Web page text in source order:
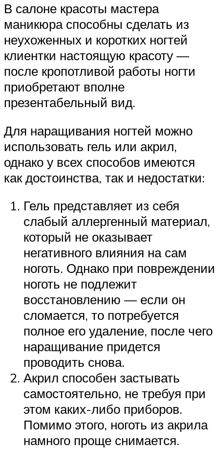
В салоне красоты мастера
маникюра способны сделать из
неухоженных и коротких ногтей
клиентки настоящую красоту —
после кропотливой работы ногти
приобретают вполне
презентабельный вид.
Для наращивания ногтей можно
использовать гель или акрил,
однако у всех способов имеются
как достоинства, так и недостатки:
Гель представляет из себя
слабый аллергенный материал,
который не оказывает
негативного влияния на сам
ноготь. Однако при повреждении
ноготь не подлежит
восстановлению — если он
сломается, то потребуется
полное его удаление, после чего
наращивание придется
проводить снова.
Акрил способен застывать
самостоятельно, не требуя при
этом каких-либо приборов.
Помимо этого, ноготь из акрила
намного проще снимается.